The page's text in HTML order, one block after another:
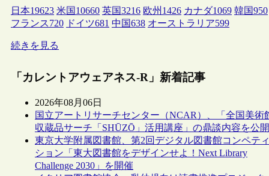
日本19623 米国 10660 英国3216 欧州 1426 カナダ1069 韓国950
フランス720 ドイツ681 中国638 オーストラリア599
続きを見る
「カレントアウェアネス-R」新着記事
2026年08月06日
国立アートリサーチセンター（NCAR）、「全国美術
収蔵品サーチ「SHŪZŌ」活用講座」の鼎談内容を公開
東京大学附属図書館、第2回デジタル図書館コンペティ
ション「東大図書館をデザインせよ！Next Library
Challenge 2030」を開催